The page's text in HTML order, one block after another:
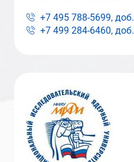
+7 495 788-5699, доб.
+7 499 284-6460, доб.